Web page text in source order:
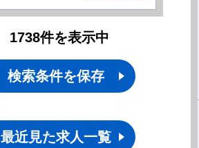
1738件を表示中
検索条件を保存
最近見た求人一覧